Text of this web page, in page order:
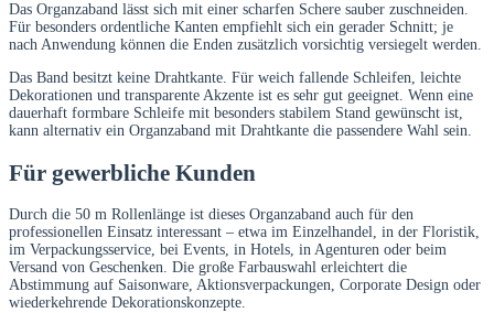
Das Organzaband lässt sich mit einer scharfen Schere sauber zuschneiden.
Für besonders ordentliche Kanten empfiehlt sich ein gerader Schnitt; je
nach Anwendung können die Enden zusätzlich vorsichtig versiegelt werden.
Das Band besitzt keine Drahtkante. Für weich fallende Schleifen, leichte
Dekorationen und transparente Akzente ist es sehr gut geeignet. Wenn eine
dauerhaft formbare Schleife mit besonders stabilem Stand gewünscht ist,
kann alternativ ein Organzaband mit Drahtkante die passendere Wahl sein.
Für gewerbliche Kunden
Durch die 50 m Rollenlänge ist dieses Organzaband auch für den
professionellen Einsatz interessant – etwa im Einzelhandel, in der Floristik,
im Verpackungsservice, bei Events, in Hotels, in Agenturen oder beim
Versand von Geschenken. Die große Farbauswahl erleichtert die
Abstimmung auf Saisonware, Aktionsverpackungen, Corporate Design oder
wiederkehrende Dekorationskonzepte.